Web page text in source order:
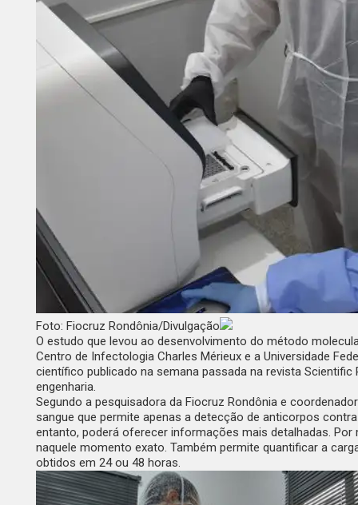
Foto: Fiocruz Rondônia/Divulgação
O estudo que levou ao desenvolvimento do método
Centro de Infectologia Charles Mérieux e a Universidade
científico publicado na semana passada na revista Scientific
engenharia.
Segundo a pesquisadora da Fiocruz Rondônia e
sangue que permite apenas a detecção de anticorpos
entanto, poderá oferecer informações mais detalhadas.
naquele momento exato. Também permite quantificar a
obtidos em 24 ou 48 horas.